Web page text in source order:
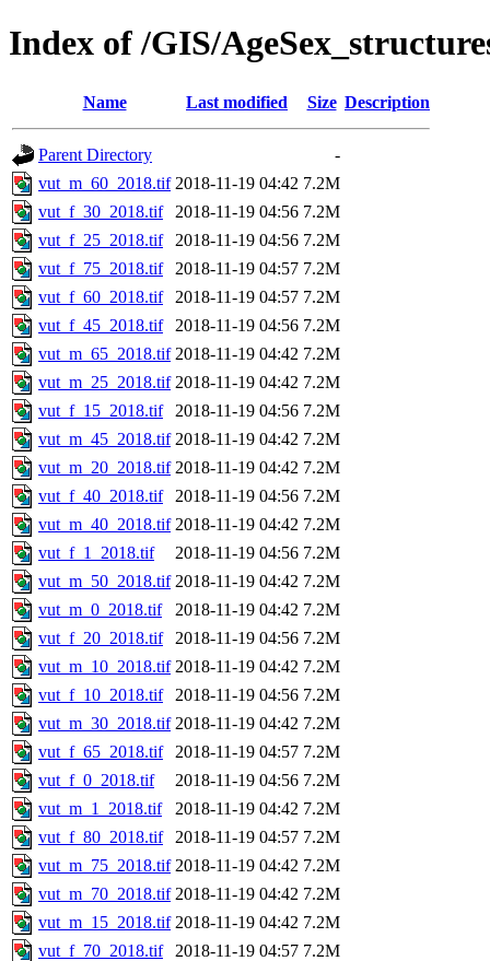
Index of /GIS/
Name Last modified Size Description
Parent Directory
-
vut_m_60_2018.tif 2018-11-19 04:42 7.2M
vut_f_30_2018.tif
2018-11-19 04:56 7.2M
vut_f_25_2018.tif
2018-11-19 04:56 7.2M
vut_f_75_2018.tif
2018-11-19 04:57 7.2M
vut_f_60_2018.tif
2018-11-19 04:57 7.2M
vut_f_45_2018.tif
2018-11-19 04:56 7.2M
vut_m_65_2018.tif 2018-11-19 04:42 7.2M
vut_m_25_2018.tif 2018-11-19 04:42 7.2M
vut_f_15_2018.tif
2018-11-19 04:56 7.2M
vut_m_45_2018.tif 2018-11-19 04:42 7.2M
vut_m_20_2018.tif 2018-11-19 04:42 7.2M
vut_f_40_2018.tif
2018-11-19 04:56 7.2M
vut_m_40_2018.tif 2018-11-19 04:42 7.2M
vut_f_1_2018.tif
2018-11-19 04:56 7.2M
vut_m_50_2018.tif 2018-11-19 04:42 7.2M
vut_m_0_2018.tif
2018-11-19 04:42 7.2M
vut_f_20_2018.tif
2018-11-19 04:56 7.2M
vut_m_10_2018.tif 2018-11-19 04:42 7.2M
vut_f_10_2018.tif
2018-11-19 04:56 7.2M
vut_m_30_2018.tif 2018-11-19 04:42 7.2M
vut_f_65_2018.tif
2018-11-19 04:57 7.2M
vut_f_0_2018.tif
2018-11-19 04:56 7.2M
vut_m_1_2018.tif
2018-11-19 04:42 7.2M
vut_f_80_2018.tif
2018-11-19 04:57 7.2M
vut_m_75_2018.tif 2018-11-19 04:42 7.2M
vut_m_70_2018.tif 2018-11-19 04:42 7.2M
vut_m_15_2018.tif 2018-11-19 04:42 7.2M
vut_f_70_2018.tif
2018-11-19 04:57 7.2M